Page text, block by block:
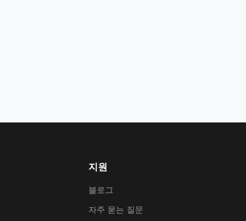
지원
블로그
자주 묻는 질문